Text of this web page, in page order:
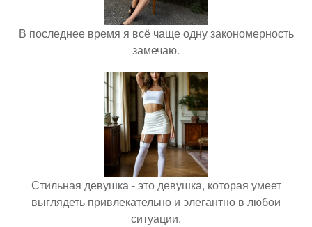
В последнее время я всё чаще одну закономерность
замечаю.
Стильная девушка - это девушка, которая умеет
выглядеть привлекательно и элегантно в любои
ситуации.